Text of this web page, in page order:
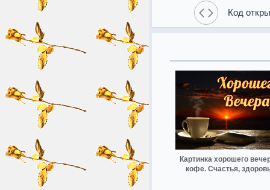
Код
Картинка хорошего
кофе. Счастья,